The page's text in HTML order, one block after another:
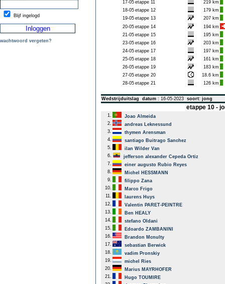
Blijf ingelogd
wachtwoord vergeten?
17-05 etappe 11
219 km
18-05 etappe 12
179 km
19-05 etappe 13
207 km
20-05 etappe 14
194 km
21-05 etappe 15
195 km
23-05 etappe 16
203 km
24-05 etappe 17
197 km
25-05 etappe 18
161 km
26-05 etappe 19
183 km
27-05 etappe 20
18.6 km
28-05 etappe 21 126 km
Wedstrijduitslag datum : 16-05-2023 soort: jong
etappe 10 -
1.
Joao Almeida
2.
andreas Leknessund
3.
thymen Arensman
4.
santiago Buitrago Sanchez
5.
ilan Wilder Van
6.
jefferson alexander Cepeda Ortiz
7.
einer augusto Rubio Reyes
8.
Michel HESSMANN
9.
filippo Zana
10.
Marco Frigo
11.
laurens Huys
12.
Valentin PARET-PEINTRE
13.
Ben HEALY
14.
stefano Oldani
15.
Edoardo ZAMBANINI
16.
Brandon Mcnulty
17.
sebastian Berwick
18.
vadim Pronskiy
19.
michel Ries
20.
Marius MAYRHOFER
21.
Hugo TOUMIRE